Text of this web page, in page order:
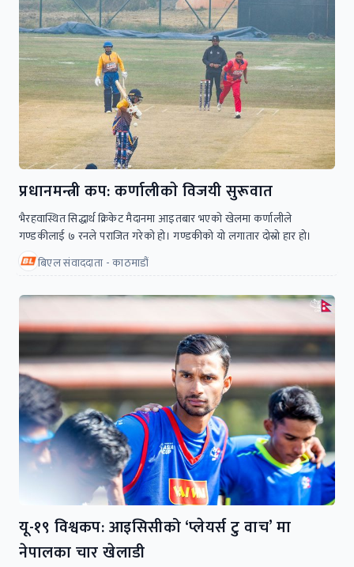
प्रधानमन्त्री कप: कर्णालीकाे विजयी सुरूवात
भैरहवास्थित सिद्धार्थ क्रिकेट मैदानमा आइतबार भएकाे खेलमा कर्णालीले
गण्डकीलाई ७ रनले पराजित गरेको हो। गण्डकीको यो लगातार दोस्रो हार हो।
बिएल संवाददाता - काठमाडौं
यू-१९ विश्वकप: आइसिसीको ‘प्लेयर्स टु वाच’ मा
नेपालका चार खेलाडी